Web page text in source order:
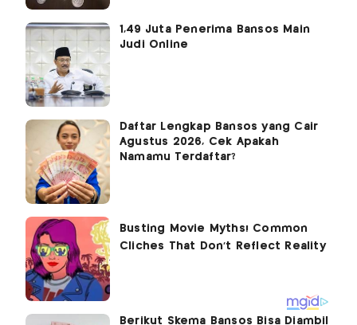
1,49 Juta Penerima Bansos Main
Judi Online
Daftar Lengkap Bansos yang Cair
Agustus 2026, Cek Apakah
Namamu Terdaftar?
Berikut Skema Bansos Bisa Diambil